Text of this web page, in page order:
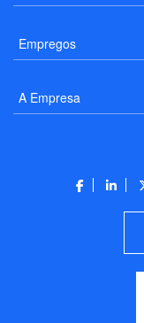
Empregos
A Empresa